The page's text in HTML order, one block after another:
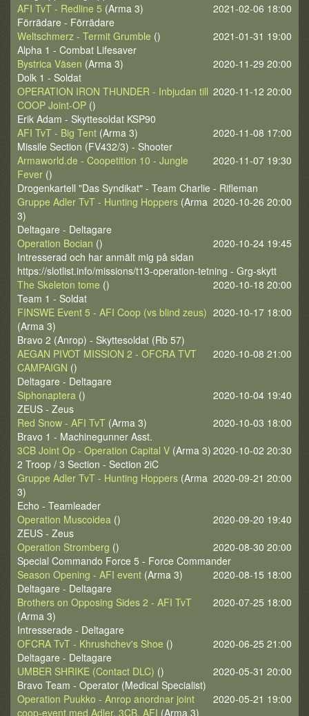
2021-02-06 18:00
AFI TvT - Redline 5 (Arma 3)
Förrädare - Förrädare
2021-01-31 19:00
Weltschmerz - Termit Grumble ()
Alpha 1 - Combat Lifesaver
2020-11-29 20:00
Bystrica Väsen (Arma 3)
Dolk 1 - Soldat
2020-11-12 20:00
OPERATION IRON THUNDER - Inbjudan till
COOP Joint-OP ()
Erik Adam - Skyttesoldat KSP90
2020-11-08 17:00
AFI TvT - Big Tent (Arma 3)
Missile Section (FV432/3) - Shooter
2020-11-07 19:30
Armaworld.de - Coopetition 10 - Jungle
Fever ()
Drogenkartell "Das Syndikat" - Team Charlie - Rifleman
2020-10-26 20:00
Gruppe Adler TvT - Hunting Hoppers (Arma
3)
Deltagare - Deltagare
2020-10-24 19:45
Operation Bocian ()
Intresserad och har anmält mig på sidan
https://slotlist.info/missions/t13-operation-tetning - Grg-skytt
2020-10-18 20:00
The Skeleton tome ()
Team 1 - Soldat
2020-10-17 18:00
FINSWE Event 5 - AFI Coop (vs blind zeus)
(Arma 3)
Bravo 2 (Anrop) - Skyttesoldat (Rb 57)
2020-10-08 21:00
AEGAN PIVOT MISSION 2 - OFCRA TVT
CAMPAIGN ()
Deltagare - Deltagare
2020-10-04 19:40
Siphonaptera ()
ZEUS - Zeus
2020-10-03 18:00
Red Snow - AFI TvT (Arma 3)
Bravo 1 - Machinegunner Asst.
2020-10-02 20:30
3CB Joint Op - Operation Capital V (Arma 3)
2 Troop / 3 Section - Section 2iC
2020-09-21 20:00
Gruppe Adler TvT - Hunting Hoppers (Arma
3)
Echo - Teamleader
2020-09-20 19:40
Operation Muscoidea ()
ZEUS - Zeus
2020-08-30 20:00
Operation Stromberg ()
Special Commando Force 5 - Force Commander
2020-08-15 18:00
Season Opening - AFI event (Arma 3)
Deltagare - Deltagare
2020-07-25 18:00
Brothers on Opposing Sides 2 - AFI TvT
(Arma 3)
Intresserade - Deltagare
2020-06-25 21:00
OFCRA TvT - Khrushchev's Shoe ()
Deltagare - Deltagare
2020-05-31 20:00
UMBER SHRIKE (Contact DLC) ()
Bravo Team - Operator (Medical Specialist)
2020-05-21 19:00
Operation Puukko - Anrop anordnar joint
coop-event med Adler, 3CB, AFI (Arma 3)